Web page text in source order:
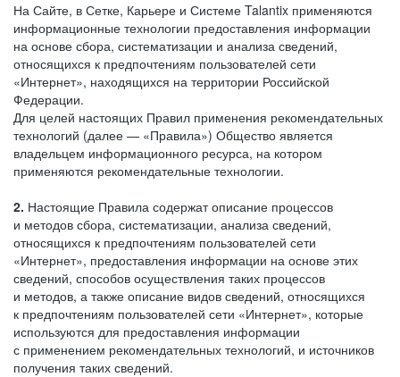
На Сайте, в Сетке, Карьере и Системе Talantix применяются
информационные технологии предоставления информации
на основе сбора, систематизации и анализа сведений,
относящихся к предпочтениям пользователей сети
«Интернет», находящихся на территории Российской
Федерации.
Для целей настоящих Правил применения рекомендательных
технологий (далее — «Правила») Общество является
владельцем информационного ресурса, на котором
применяются рекомендательные технологии.
2. Настоящие Правила содержат описание процессов
и методов сбора, систематизации, анализа сведений,
относящихся к предпочтениям пользователей сети
«Интернет», предоставления информации на основе этих
сведений, способов осуществления таких процессов
и методов, а также описание видов сведений, относящихся
к предпочтениям пользователей сети «Интернет», которые
используются для предоставления информации
с применением рекомендательных технологий, и источников
получения таких сведений.